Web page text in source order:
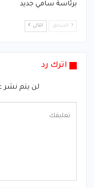
برئاسة سامي جديد
السابق التالي
اترك رد
لن يتم نشر